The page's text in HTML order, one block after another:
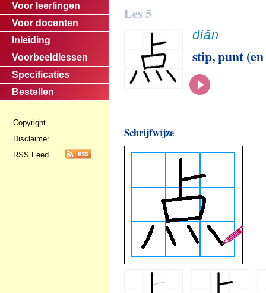
Voor leerlingen
Voor docenten
Inleiding
Voorbeeldlessen
Specificaties
Bestellen
Copyright
Disclaimer
RSS Feed
Les 5
diǎn
stip, punt
Schrijfwijze